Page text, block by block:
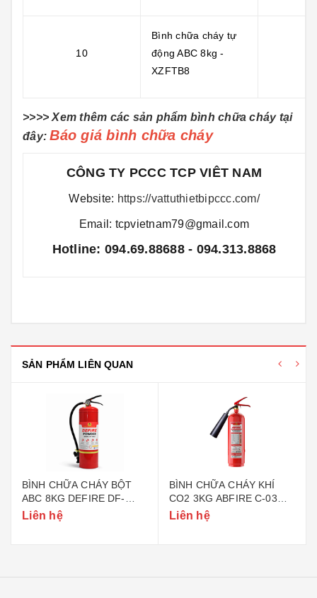
10
Bình chữa cháy tự
động ABC 8kg -
XZFTB8
>>>> Xem thêm các sản phẩm bình chữa cháy tại
đây:Báo giá bình chữa cháy
CÔNG TY PCCC TCP VIÊT NAM
Website: https://vattuthietbipccc.com/
Email: tcpvietnam79@gmail.com
Hotline: 094.69.88688 - 094.313.8868
SẢN PHẨM LIÊN QUAN
BÌNH CHỮA CHÁY BỘT
ABC 8KG DEFIRE DF-
ABC8 (BỘ CÔNG AN)
Liên hệ
BÌNH CHỮA CHÁY KHÍ
CO2 3KG ABFIRE C-03
(TEM BỘ CÔNG AN)
Liên hệ